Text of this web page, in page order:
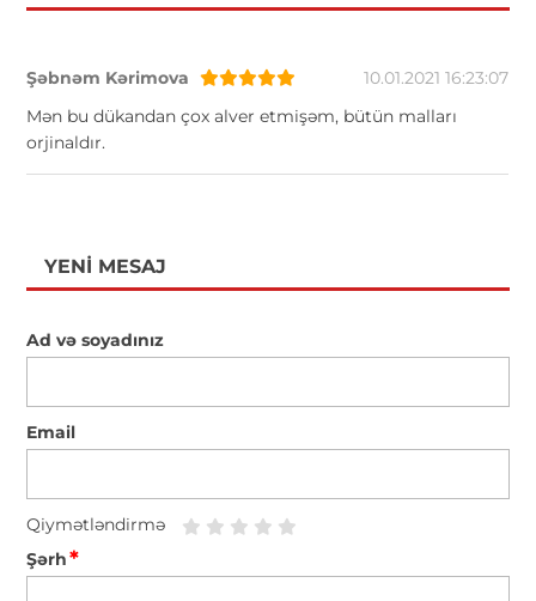
Şəbnəm Kərimova
10.01.2021 16:23:07
Mən bu dükandan çox alver etmişəm, bütün malları
orjinaldır.
YENI MESAJ
Ad və soyadınız
Email
Qiymətləndirmə
Şərh*